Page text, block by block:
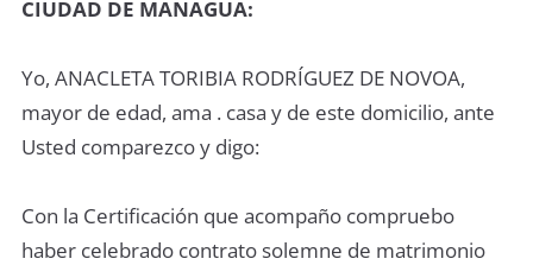
CIUDAD DE MANAGUA:
Yo, ANACLETA TORIBIA RODRÍGUEZ DE NOVOA,
mayor de edad, ama . casa y de este domicilio, ante
Usted comparezco y digo:
Con la Certificación que acompaño compruebo
haber celebrado contrato solemne de matrimonio